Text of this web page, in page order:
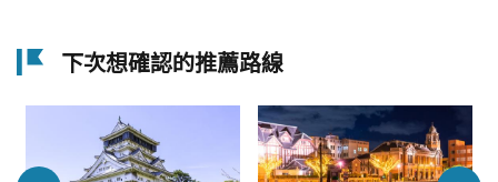
下次想確認的推薦路線